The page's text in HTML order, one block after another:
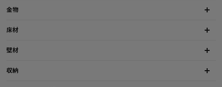
金物
床材
壁材
収納